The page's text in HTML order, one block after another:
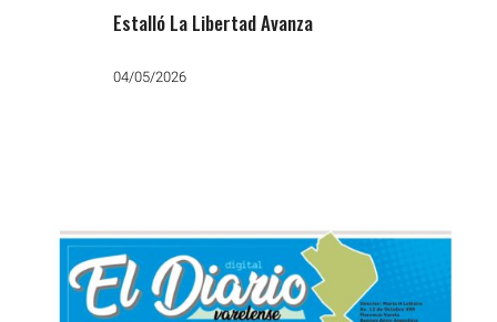
Estalló La Libertad Avanza
04/05/2026